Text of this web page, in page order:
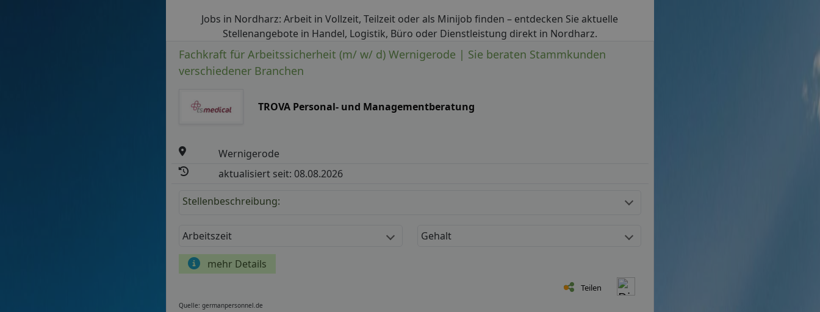
Jobs in Nordharz: Arbeit in Vollzeit, Teilzeit oder als Minijob finden – entdecken Sie aktuelle
Stellenangebote in Handel, Logistik, Büro oder Dienstleistung direkt in Nordharz.
Fachkraft für Arbeitssicherheit (m/ w/ d) Wernigerode | Sie beraten Stammkunden
verschiedener Branchen
TROVA Personal- und Managementberatung
Wernigerode
aktualisiert seit: 08.08.2026
Stellenbeschreibung:
Arbeitszeit Gehalt
mehr Details
Teilen
Quelle: germanpersonnel.de